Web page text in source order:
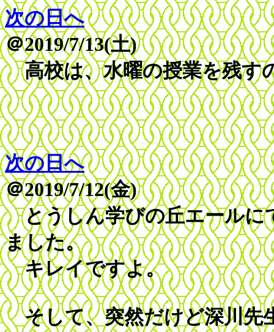
次の日へ
＠2019/7/13(土)
高校は、水曜の授業を残す
次の日へ
＠2019/7/12(金)
とうしん学びの丘エールに
ました。
キレイですよ。
そして、突然だけど深川先